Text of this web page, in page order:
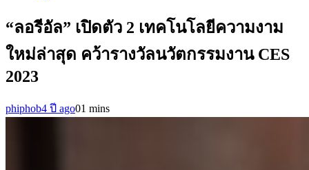
“ลอรีอัล” เปิดตัว 2 เทคโนโลยีความงาม
ใหม่ล่าสุด คว้ารางวัลนวัตกรรมงาน CES
2023
phiphob4 ปี ago01 mins